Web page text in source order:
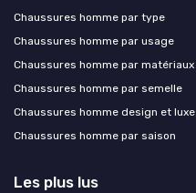
Chaussures homme par type
Chaussures homme par usage
Chaussures homme par matériaux
Chaussures homme par semelle
Chaussures homme design et luxe
Chaussures homme par saison
Les plus lus